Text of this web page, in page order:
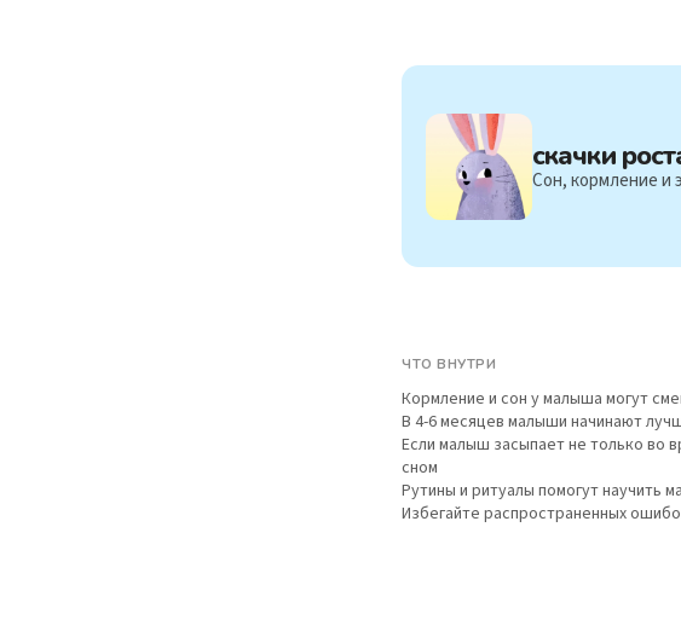
скачки
Сон, кормление и
ЧТО ВНУТРИ
Кормление и сон у малыша могут
В 4-6 месяцев малыши начинают
Если малыш засыпает не только во
сном
Рутины и ритуалы помогут научить
Избегайте распространенных